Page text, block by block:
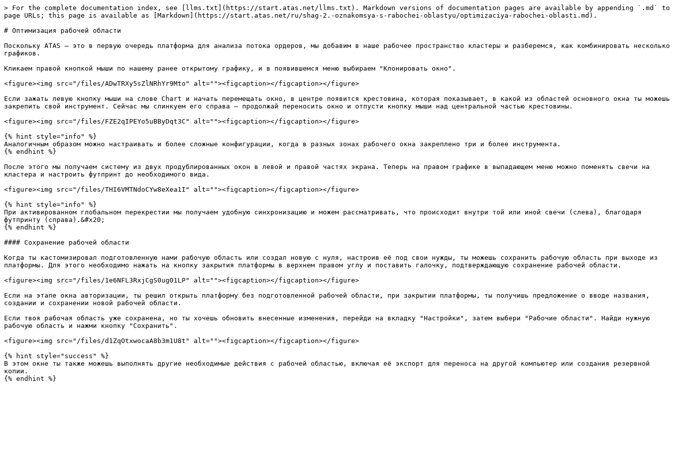
> For the complete documentation index, see [llms.txt](https://start.atas.net/llms.txt). Markdown versions of documentation pages are available by appending `.md` to
page URLs; this page is available as [Markdown](https://start.atas.net/ru/shag-2.-oznakomsya-s-rabochei-oblastyu/optimizaciya-rabochei-oblasti.md).
# Оптимизация рабочей области
Поскольку ATAS – это в первую очередь платформа для анализа потока ордеров, мы добавим в наше рабочее пространство кластеры и разберемся, как комбинировать несколько
графиков.
Кликаем правой кнопкой мыши по нашему ранее открытому графику, и в появившемся меню выбираем "Клонировать окно".
<figure><img src="/files/ADwTRXy5sZlNRhYr9Mto" alt=""><figcaption></figcaption></figure>
Если зажать левую кнопку мыши на слове Chart и начать перемещать окно, в центре появится крестовина, которая показывает, в какой из областей основного окна ты можешь
закрепить свой инструмент. Сейчас мы слинкуем его справа – продолжай переносить окно и отпусти кнопку мыши над центральной частью крестовины.
<figure><img src="/files/FZE2qIPEYo5uBByDqt3C" alt=""><figcaption></figcaption></figure>
{% hint style="info" %}
Аналогичным образом можно настраивать и более сложные конфигурации, когда в разных зонах рабочего окна закреплено три и более инструмента.
{% endhint %}
После этого мы получаем систему из двух продублированных окон в левой и правой частях экрана. Теперь на правом графике в выпадающем меню можно поменять свечи на
кластера и настроить футпринт до необходимого вида.
<figure><img src="/files/THI6VMTNdoCYw8eXea1I" alt=""><figcaption></figcaption></figure>
{% hint style="info" %}
При активированном глобальном перекрестии мы получаем удобную синхронизацию и можем рассматривать, что происходит внутри той или иной свечи (слева), благодаря
футпринту (справа).&#x20;
{% endhint %}
#### Сохранение рабочей области
Когда ты кастомизировал подготовленную нами рабочую область или создал новую с нуля, настроив её под свои нужды, ты можешь сохранить рабочую область при выходе из
платформы. Для этого необходимо нажать на кнопку закрытия платформы в верхнем правом углу и поставить галочку, подтверждающую сохранение рабочей области.
<figure><img src="/files/1e6NFL3RxjCgS0ug01LP" alt=""><figcaption></figcaption></figure>
Если на этапе окна авторизации, ты решил открыть платформу без подготовленной рабочей области, при закрытии платформы, ты получишь предложение о вводе названия,
создании и сохранении новой рабочей области.
Если твоя рабочая область уже сохранена, но ты хочешь обновить внесенные изменения, перейди на вкладку "Настройки", затем выбери "Рабочие области". Найди нужную
рабочую область и нажми кнопку "Сохранить".
<figure><img src="/files/d1ZqOtxwocaA8b3m1U8t" alt=""><figcaption></figcaption></figure>
{% hint style="success" %}
В этом окне ты также можешь выполнять другие необходимые действия с рабочей областью, включая её экспорт для переноса на другой компьютер или создания резервной
копии.